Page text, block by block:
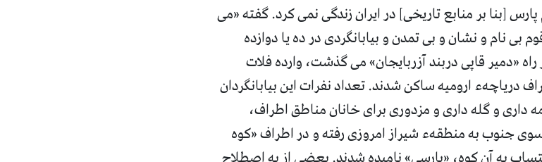
[بنا بر منابع تاریخی] در ایران زندگی نمی کرد. گفته «می
نام و نشان و بی تمدن و بیابانگردی در ده یا دوازده
«دمیر قاپی دربند آزربایجان» می گذشت، وارده فلات
دریاچهء ارومیه ساکن شدند. تعداد نفرات این بیابانگردان
داری و گله داری و مزدوری برای خانان مناطق اطراف،
سوی جنوب به منطقهء شیراز امروزی رفته و در اطراف «کوه